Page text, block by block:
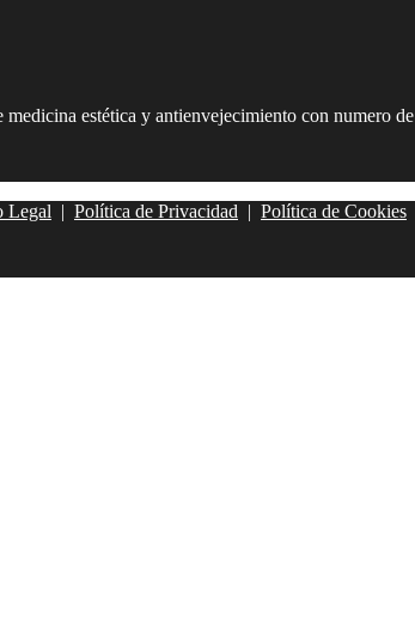
estética y antienvejecimiento con numero de
Legal | Política de Privacidad | Política de Cookies